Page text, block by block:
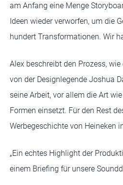
am Anfang eine Menge
Ideen wieder verworfen, um die
hundert Transformationen. Wir
Alex beschreibt den Prozess,
von der Designlegende Joshua
seine Arbeit, vor allem die Art
Formen einsetzt. Für den Rest
Werbegeschichte von Heineken
„Ein echtes Highlight der
einem Briefing für unsere